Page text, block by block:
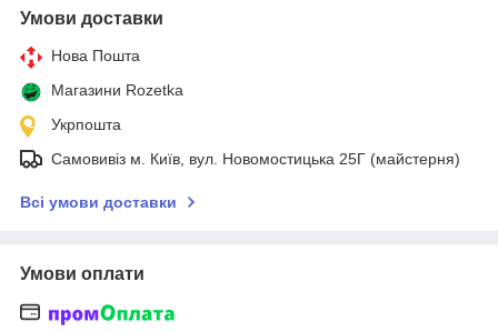
Умови доставки
Нова Пошта
Магазини Rozetka
Укрпошта
Самовивіз м. Київ, вул. Новомостицька 25Г (майстерня)
Всі умови доставки
Умови оплати